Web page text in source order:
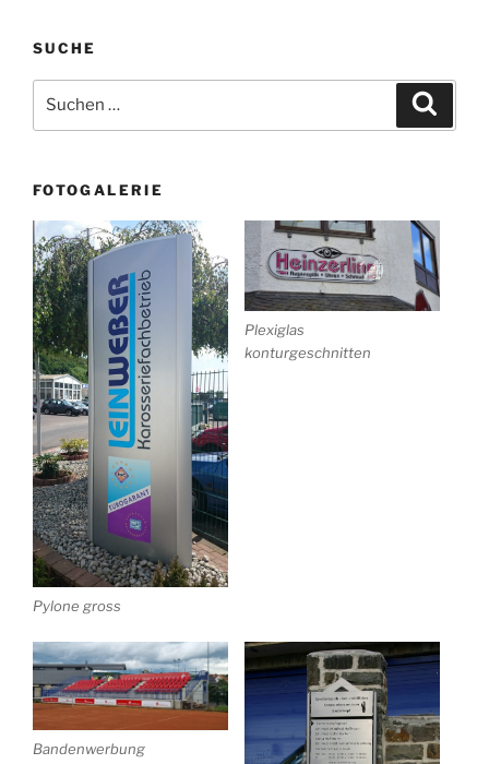
SUCHE
nach:
FOTOGALERIE
Pylone gross
Plexiglas
konturgeschnitten
Bandenwerbung